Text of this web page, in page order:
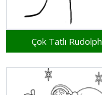
Çok Tatlı Rudolph